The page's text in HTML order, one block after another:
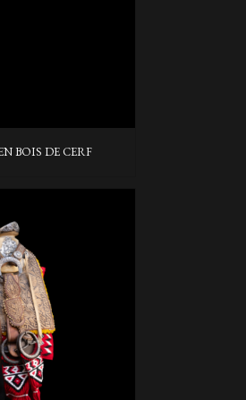
BOIS DE CERF